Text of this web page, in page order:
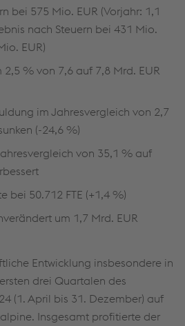
bei 575 Mio. EUR (Vorjahr: 1,1
nach Steuern bei 431 Mio.
EUR)
% von 7,6 auf 7,8 Mrd. EUR
im Jahresvergleich von 2,7
(-24,6 %)
von 35,1 % auf
bei 50.712 FTE (+1,4 %)
um 1,7 Mrd. EUR
Entwicklung insbesondere in
drei Quartalen des
(1. April bis 31. Dezember) auf
Insgesamt profitierte der